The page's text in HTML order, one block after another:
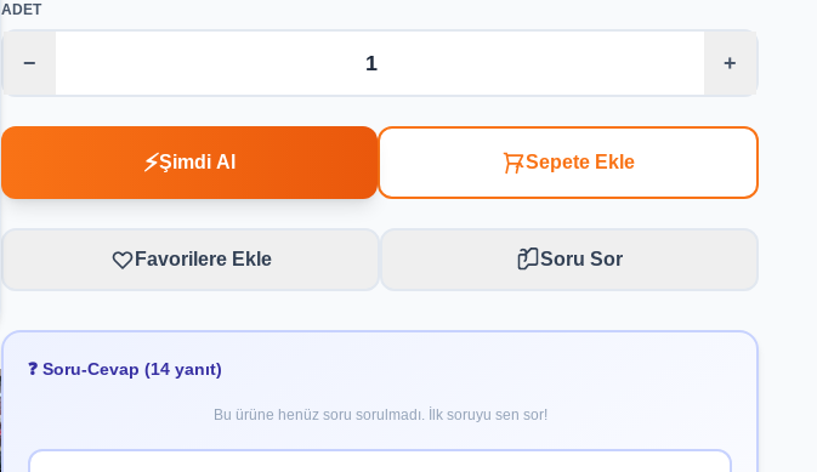
ADET
− +
⚡Şimdi Al Sepete Ekle
Favorilere Ekle Soru Sor
❓ Soru-Cevap (14 yanıt)
Bu ürüne henüz soru sorulmadı. İlk soruyu sen sor!